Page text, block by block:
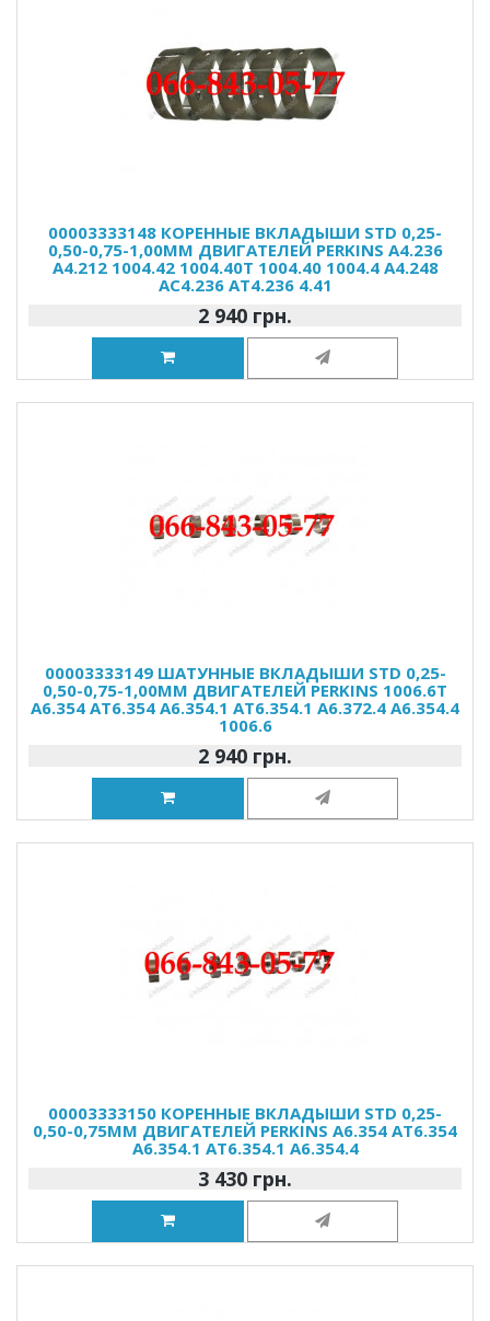
00003333148 КОРЕННЫЕ ВКЛАДЫШИ STD 0,25-
0,50-0,75-1,00ММ ДВИГАТЕЛЕЙ PERKINS A4.236
A4.212 1004.42 1004.40T 1004.40 1004.4 A4.248
AC4.236 AT4.236 4.41
2 940 грн.
00003333149 ШАТУННЫЕ ВКЛАДЫШИ STD 0,25-
0,50-0,75-1,00ММ ДВИГАТЕЛЕЙ PERKINS 1006.6T
A6.354 AT6.354 A6.354.1 AT6.354.1 A6.372.4 A6.354.4
1006.6
2 940 грн.
00003333150 КОРЕННЫЕ ВКЛАДЫШИ STD 0,25-
0,50-0,75ММ ДВИГАТЕЛЕЙ PERKINS A6.354 AT6.354
A6.354.1 AT6.354.1 A6.354.4
3 430 грн.